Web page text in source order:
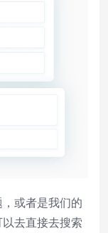
或者是我们的
去直接去搜索